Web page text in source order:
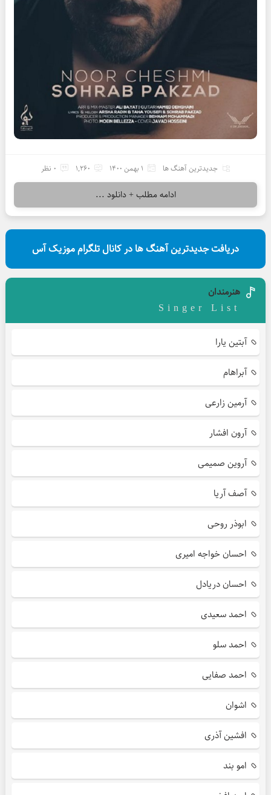
جدیدترین آهنگ ها 1 بهمن 1400 1,260 0 نظر
ادامه مطلب + دانلود ...
دریافت جدیدترین آهنگ ها در کانال تلگرام موزیک آس
هنرمندان
Singer List
آبتین یارا
آبراهام
آرمین زارعی
آرون افشار
آروین صمیمی
آصف آریا
ابوذر روحی
احسان خواجه امیری
احسان دریادل
احمد سعیدی
احمد سلو
احمد صفایی
اشوان
افشین آذری
امو بند